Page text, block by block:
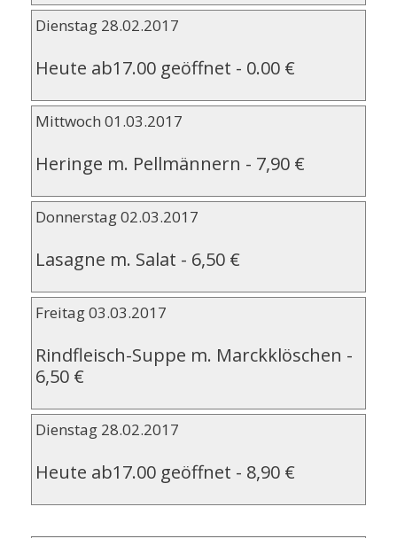
Dienstag 28.02.2017
Heute ab17.00 geöffnet - 0.00 €
Mittwoch 01.03.2017
Heringe m. Pellmännern - 7,90 €
Donnerstag 02.03.2017
Lasagne m. Salat - 6,50 €
Freitag 03.03.2017
Rindfleisch-Suppe m. Marckklöschen -
6,50 €
Dienstag 28.02.2017
Heute ab17.00 geöffnet - 8,90 €